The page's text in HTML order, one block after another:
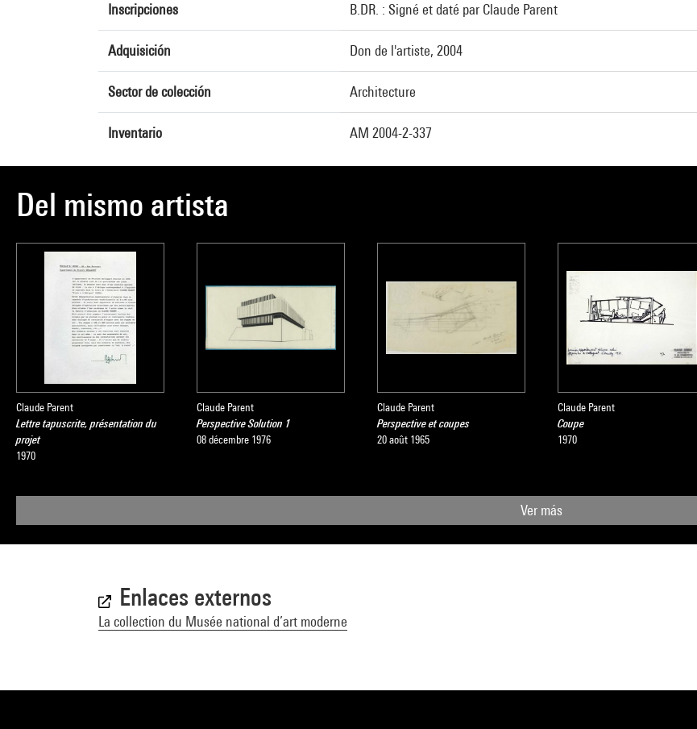
Inscripciones B.DR. : Signé et daté par Claude Parent
Adquisición Don de l'artiste, 2004
Sector de colección Architecture
Inventario AM 2004-2-337
Del mismo artista
Claude Parent
Lettre tapuscrite, présentation du
projet
1970
Claude Parent
Perspective Solution 1
08 décembre 1976
Claude Parent
Perspective et coupes
20 août 1965
Claude Parent
Coupe
1970
Ver más
Enlaces externos
La collection du Musée national d’art moderne